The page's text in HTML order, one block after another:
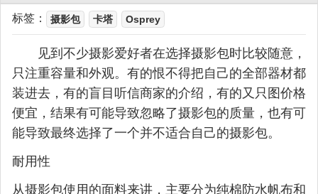
标签： 摄影包 卡塔 Osprey
见到不少摄影爱好者在选择摄影包时比较随意，
只注重容量和外观。有的恨不得把自己的全部器材都
装进去，有的盲目听信商家的介绍，有的又只图价格
便宜，结果有可能导致忽略了摄影包的质量，也有可
能导致最终选择了一个并不适合自己的摄影包。
耐用性
从摄影包使用的面料来讲，主要分为纯棉防水帆布和